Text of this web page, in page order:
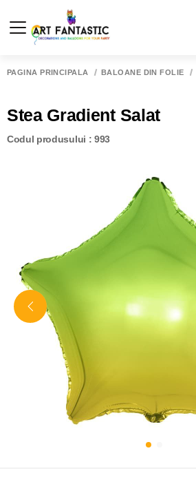
PAGINA PRINCIPALĂ BALOANE DIN FOLIE
Stea Gradient Salat
Codul produsului : 993